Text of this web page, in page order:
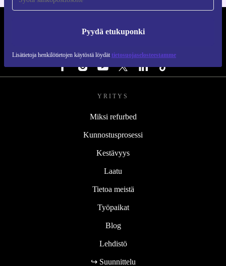
Pyydä etukuponki
Lisätietoja henkilötietojen käytöstä löydät tietosuojaselosteestamme
YRITYS
Miksi refurbed
Kunnostusprosessi
Kestävyys
Laatu
Tietoa meistä
Työpaikat
Blog
Lehdistö
↪ Suunnittelu